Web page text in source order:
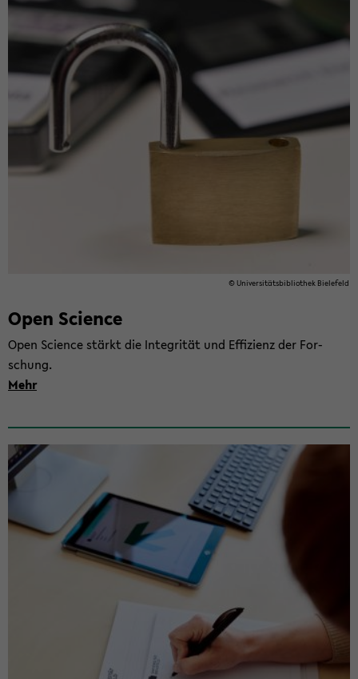
© Uni­ver­si­täts­bi­blio­thek Bie­le­feld
Open Sci­ence
Open Sci­ence stärkt die In­te­gri­tät und Ef­fi­zi­enz der For­
schung.
Mehr